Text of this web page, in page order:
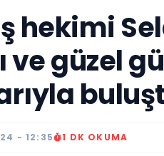
hekimi
ve güzel
- 12:35 1 DK OKUMA